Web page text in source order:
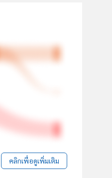
คลิกเพื่อดูเพิ่มเติม